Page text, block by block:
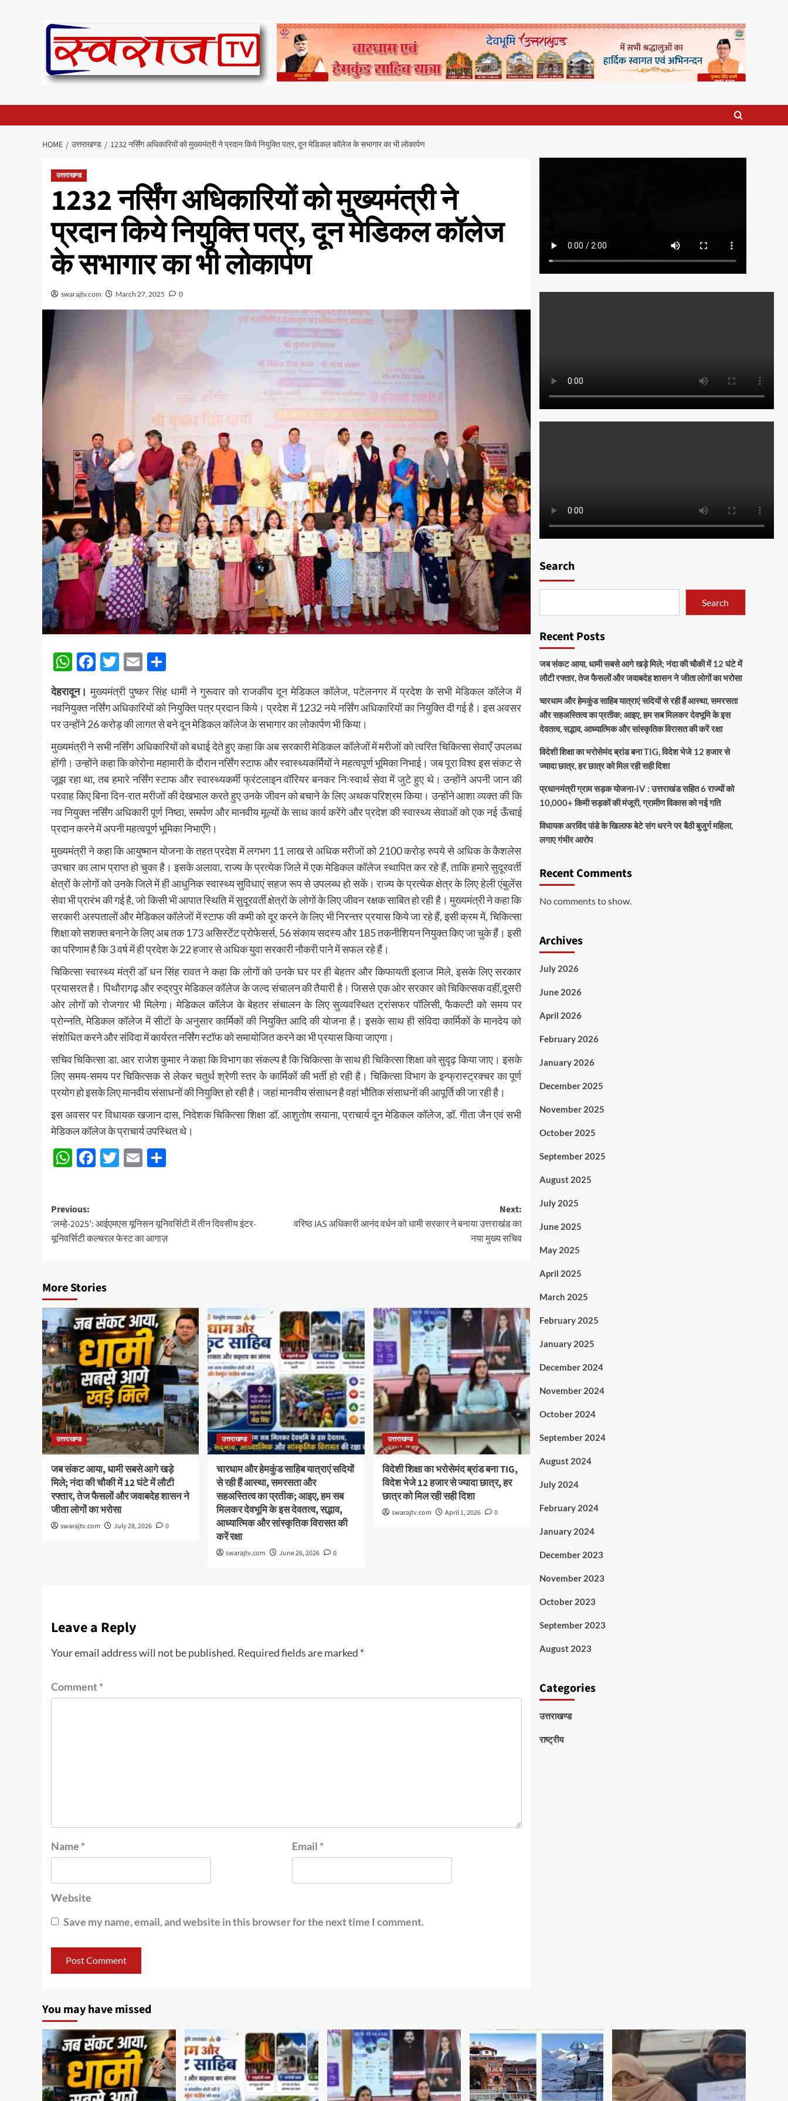
HOME उत्तराखण्ड 1232 नर्सिंग अधिकारियों को मुख्यमंत्री ने प्रदान किये नियुक्ति पत्र, दून मेडिकल कॉलेज के सभागार का भी लोकार्पण
उत्तराखण्ड
1232 नर्सिंग अधिकारियों को मुख्यमंत्री ने
प्रदान किये नियुक्ति पत्र, दून मेडिकल कॉलेज
के सभागार का भी लोकार्पण
swarajtv.com March 27, 2025 0
WhatsApp
Facebook
Twitter
Email
देहरादून। मुख्यमंत्री पुष्कर सिंह धामी ने गुरूवार को राजकीय दून मेडिकल कॉलेज, पटेलनगर में प्रदेश के सभी मेडिकल कॉलेज में
नवनियुक्त नर्सिंग अधिकारियों को नियुक्ति पत्र प्रदान किये। प्रदेश में 1232 नये नर्सिंग अधिकारियों का नियुक्ति दी गई है। इस अवसर
पर उन्होंने 26 करोड़ की लागत से बने दून मेडिकल कॉलेज के सभागार का लोकार्पण भी किया।
मुख्यमंत्री ने सभी नर्सिंग अधिकारियों को बधाई देते हुए कहा कि अब सरकारी मेडिकल कॉलेजों में मरीजों को त्वरित चिकित्सा सेवाएँ उपलब्ध
होंगी। उन्होंने कहा कि कोरोना महामारी के दौरान नर्सिंग स्टाफ और स्वास्थ्यकर्मियों ने महत्वपूर्ण भूमिका निभाई। जब पूरा विश्व इस संकट से
जूझ रहा था, तब हमारे नर्सिंग स्टाफ और स्वास्थ्यकर्मी फ्रंटलाइन वॉरियर बनकर निःस्वार्थ सेवा में जुटे हुए थे। उन्होंने अपनी जान की
परवाह किए बिना दिन-रात मरीजों की देखभाल करते हुए उनके जीवन को बचाने के लिए अथक परिश्रम किया। उन्होंने आशा व्यक्त की कि
नव नियुक्त नर्सिंग अधिकारी पूर्ण निष्ठा, समर्पण और मानवीय मूल्यों के साथ कार्य करेंगे और प्रदेश की स्वास्थ्य सेवाओं को एक नई ऊँचाई
प्रदान करने में अपनी महत्वपूर्ण भूमिका निभाएँगे।
मुख्यमंत्री ने कहा कि आयुष्मान योजना के तहत प्रदेश में लगभग 11 लाख से अधिक मरीजों को 2100 करोड़ रुपये से अधिक के कैशलेस
उपचार का लाभ प्राप्त हो चुका है। इसके अलावा, राज्य के प्रत्येक जिले में एक मेडिकल कॉलेज स्थापित कर रहे हैं, ताकि हमारे सुदूरवर्ती
क्षेत्रों के लोगों को उनके जिले में ही आधुनिक स्वास्थ्य सुविधाएं सहज रूप से उपलब्ध हो सकें। राज्य के प्रत्येक क्षेत्र के लिए हेली एंबुलेंस
सेवा भी प्रारंभ की गई है, जो किसी भी आपात स्थिति में सुदूरवर्ती क्षेत्रों के लोगों के लिए जीवन रक्षक साबित हो रही है। मुख्यमंत्री ने कहा कि
सरकारी अस्पतालों और मेडिकल कॉलेजों में स्टाफ की कमी को दूर करने के लिए भी निरन्तर प्रयास किये जा रहे हैं, इसी क्रम में, चिकित्सा
शिक्षा को सशक्त बनाने के लिए अब तक 173 असिस्टेंट प्रोफेसर्स, 56 संकाय सदस्य और 185 तकनीशियन नियुक्त किए जा चुके हैं। इसी
का परिणाम है कि 3 वर्ष में ही प्रदेश के 22 हजार से अधिक युवा सरकारी नौकरी पाने में सफल रहे हैं।
चिकित्सा स्वास्थ्य मंत्री डॉ धन सिंह रावत ने कहा कि लोगों को उनके घर पर ही बेहतर और किफायती इलाज मिले, इसके लिए सरकार
प्रयासरत है। पिथौरागढ़ और रुद्रपुर मेडिकल कॉलेज के जल्द संचालन की तैयारी है। जिससे एक ओर सरकार को चिकित्सक वहीं,दूसरी
ओर लोगों को रोजगार भी मिलेगा। मेडिकल कॉलेज के बेहतर संचालन के लिए सुव्यवस्थित ट्रांसफर पॉलिसी, फैकल्टी को समय पर
प्रोन्नति, मेडिकल कॉलेज में सीटों के अनुसार कार्मिकों की नियुक्ति आदि की योजना है। इसके साथ ही संविदा कार्मिकों के मानदेय को
संशोधित करने और संविदा में कार्यरत नर्सिंग स्टॉफ को समायोजित करने का भी प्रयास किया जाएगा।
सचिव चिकित्सा डा. आर राजेश कुमार ने कहा कि विभाग का संकल्प है कि चिकित्सा के साथ ही चिकित्सा शिक्षा को सुदृढ़ किया जाए। इसके
लिए समय-समय पर चिकित्सक से लेकर चतुर्थ श्रेणी स्तर के कार्मिकों की भर्ती हो रही है। चिकित्सा विभाग के इन्फ्रास्ट्रक्चर का पूर्ण
प्रयोग हो इसके लिए मानवीय संसाधनों की नियुक्ति हो रही है। जहां मानवीय संसाधन है वहां भौतिक संसाधनों की आपूर्ति की जा रही है।
इस अवसर पर विधायक खजान दास, निदेशक चिकित्सा शिक्षा डॉ. आशुतोष सयाना, प्राचार्य दून मेडिकल कॉलेज, डॉ. गीता जैन एवं सभी
मेडिकल कॉलेज के प्राचार्य उपस्थित थे।
WhatsApp
Facebook
Twitter
Email
Post
navigation
Previous:
‘लम्हे-2025’: आईएमएस यूनिसन यूनिवर्सिटी में तीन दिवसीय इंटर-
यूनिवर्सिटी कल्चरल फेस्ट का आगाज़
Next:
वरिष्ठ IAS अधिकारी आनंद वर्धन को धामी सरकार ने बनाया उत्तराखंड का
नया मुख्य सचिव
More Stories
उत्तराखण्ड
जब संकट आया, धामी सबसे आगे खड़े
मिले; नंदा की चौकी में 12 घंटे में लौटी
रफ्तार, तेज फैसलों और जवाबदेह शासन ने
जीता लोगों का भरोसा
swarajtv.com July 28, 2026 0
उत्तराखण्ड
चारधाम और हेमकुंड साहिब यात्राएं सदियों
से रही हैं आस्था, समरसता और
सहअस्तित्व का प्रतीक; आइए, हम सब
मिलकर देवभूमि के इस देवतत्व, सद्भाव,
आध्यात्मिक और सांस्कृतिक विरासत की
करें रक्षा
swarajtv.com June 26, 2026 0
उत्तराखण्ड
विदेशी शिक्षा का भरोसेमंद ब्रांड बना TIG,
विदेश भेजे 12 हजार से ज्यादा छात्र, हर
छात्र को मिल रही सही दिशा
swarajtv.com April 1, 2026 0
Leave a Reply
Your email address will not be published. Required fields are marked *
Comment*
Name * Email *
Website
Save my name, email, and website in this browser for the next time I comment.
Search
Search
Recent Posts
जब संकट आया, धामी सबसे आगे खड़े मिले; नंदा की चौकी में 12 घंटे में
लौटी रफ्तार, तेज फैसलों और जवाबदेह शासन ने जीता लोगों का भरोसा
चारधाम और हेमकुंड साहिब यात्राएं सदियों से रही हैं आस्था, समरसता
और सहअस्तित्व का प्रतीक; आइए, हम सब मिलकर देवभूमि के इस
देवतत्व, सद्भाव, आध्यात्मिक और सांस्कृतिक विरासत की करें रक्षा
विदेशी शिक्षा का भरोसेमंद ब्रांड बना TIG, विदेश भेजे 12 हजार से
ज्यादा छात्र, हर छात्र को मिल रही सही दिशा
प्रधानमंत्री ग्राम सड़क योजना-IV : उत्तराखंड सहित 6 राज्यों को
10,000+ किमी सड़कों की मंजूरी, ग्रामीण विकास को नई गति
विधायक अरविंद पांडे के खिलाफ बेटे संग धरने पर बैठी बुजुर्ग महिला,
लगाए गंभीर आरोप
Recent Comments
No comments to show.
Archives
July 2026
June 2026
April 2026
February 2026
January 2026
December 2025
November 2025
October 2025
September 2025
August 2025
July 2025
June 2025
May 2025
April 2025
March 2025
February 2025
January 2025
December 2024
November 2024
October 2024
September 2024
August 2024
July 2024
February 2024
January 2024
December 2023
November 2023
October 2023
September 2023
August 2023
Categories
उत्तराखण्ड
राष्ट्रीय
You may have missed